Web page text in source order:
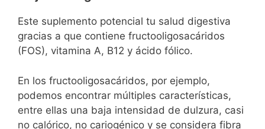
Este suplemento potencial tu salud digestiva
gracias a que contiene fructooligosacáridos
(FOS), vitamina A, B12 y ácido fólico.
En los fructooligosacáridos, por ejemplo,
podemos encontrar múltiples características,
entre ellas una baja intensidad de dulzura, casi
no calórico, no cariogénico y se considera fibra